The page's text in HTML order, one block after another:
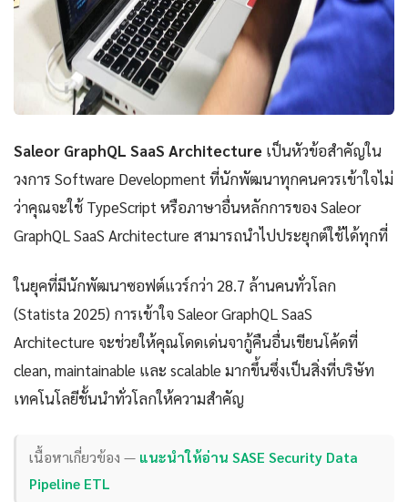
Saleor GraphQL SaaS Architecture เป็นหัวข้อสำคัญใน
วงการ Software Development ที่นักพัฒนาทุกคนควรเข้าใจไม่
ว่าคุณจะใช้ TypeScript หรือภาษาอื่นหลักการของ Saleor
GraphQL SaaS Architecture สามารถนำไปประยุกต์ใช้ได้ทุกที่
ในยุคที่มีนักพัฒนาซอฟต์แวร์กว่า 28.7 ล้านคนทั่วโลก
(Statista 2025) การเข้าใจ Saleor GraphQL SaaS
Architecture จะช่วยให้คุณโดดเด่นจากู้คืนอื่นเขียนโค้ดที่
clean, maintainable และ scalable มากขึ้นซึ่งเป็นสิ่งที่บริษัท
เทคโนโลยีชั้นนำทั่วโลกให้ความสำคัญ
เนื้อหาเกี่ยวข้อง — แนะนำให้อ่าน SASE Security Data
Pipeline ETL